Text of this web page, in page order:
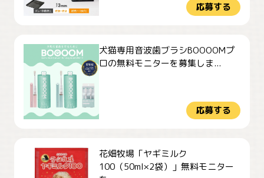
応募する
犬猫専用音波歯ブラシBOOOOMプ
ロの無料モニターを募集しま...
応募する
花畑牧場「ヤギミルク
100（50ml×2袋）」無料モニター